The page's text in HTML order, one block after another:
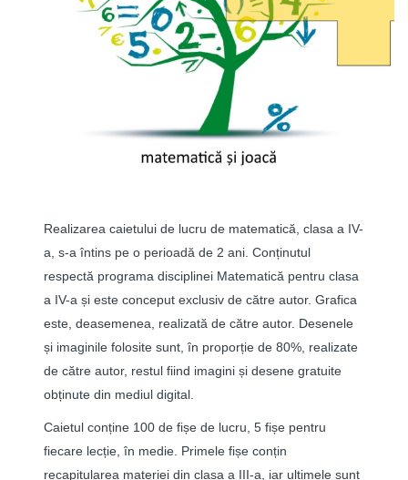
Realizarea caietului de lucru de matematică, clasa a IV-
a, s-a întins pe o perioadă de 2 ani. Conținutul
respectă programa disciplinei Matematică pentru clasa
a IV-a și este conceput exclusiv de către autor. Grafica
este, deasemenea, realizată de către autor. Desenele
și imaginile folosite sunt, în proporție de 80%, realizate
de către autor, restul fiind imagini și desene gratuite
obținute din mediul digital.
Caietul conține 100 de fișe de lucru, 5 fișe pentru
fiecare lecție, în medie. Primele fișe conțin
recapitularea materiei din clasa a III-a, iar ultimele sunt